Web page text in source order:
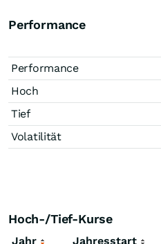
Performance
Performance
Hoch
Tief
Volatilität
Hoch-/Tief-Kurse
Jahr Jahresstart